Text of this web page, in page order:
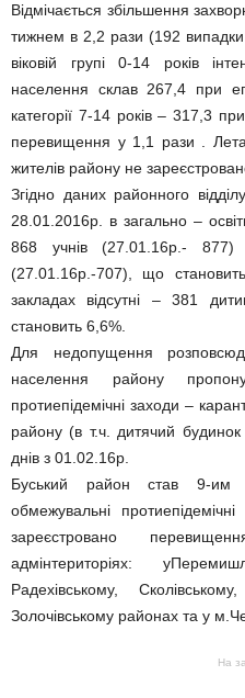
Відмічається збільшення
тижнем в 2,2 рази (192
віковій групі 0-14 років
населення склав 267,4 при
категорії 7-14 років – 317,3
перевищення у 1,1 рази .
жителів району не
Згідно даних районного
28.01.2016р. в загально –
868 учнів (27.01.16р.-
(27.01.16р.-707), що
закладах відсутні – 381
становить 6,6%.
Для недопущення
населення району
протиепідемічні заходи –
району (в т.ч. дитячий
днів з 01.02.16р.
Буський район став 9-им
обмежувальні
зареєстровано
адмінтериторіях:
Радехівському,
Золочівському районах та у
На